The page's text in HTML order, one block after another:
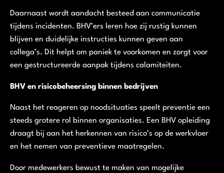
Daarnaast wordt aandacht besteed aan communicatie
tijdens incidenten. BHV’ers leren hoe zij rustig kunnen
blijven en duidelijke instructies kunnen geven aan
collega’s. Dit helpt om paniek te voorkomen en zorgt voor
een gestructureerde aanpak tijdens calamiteiten.
BHV en risicobeheersing binnen bedrijven
Naast het reageren op noodsituaties speelt preventie een
steeds grotere rol binnen organisaties. Een BHV opleiding
draagt bij aan het herkennen van risico’s op de werkvloer
en het nemen van preventieve maatregelen.
Door medewerkers bewust te maken van mogelijke